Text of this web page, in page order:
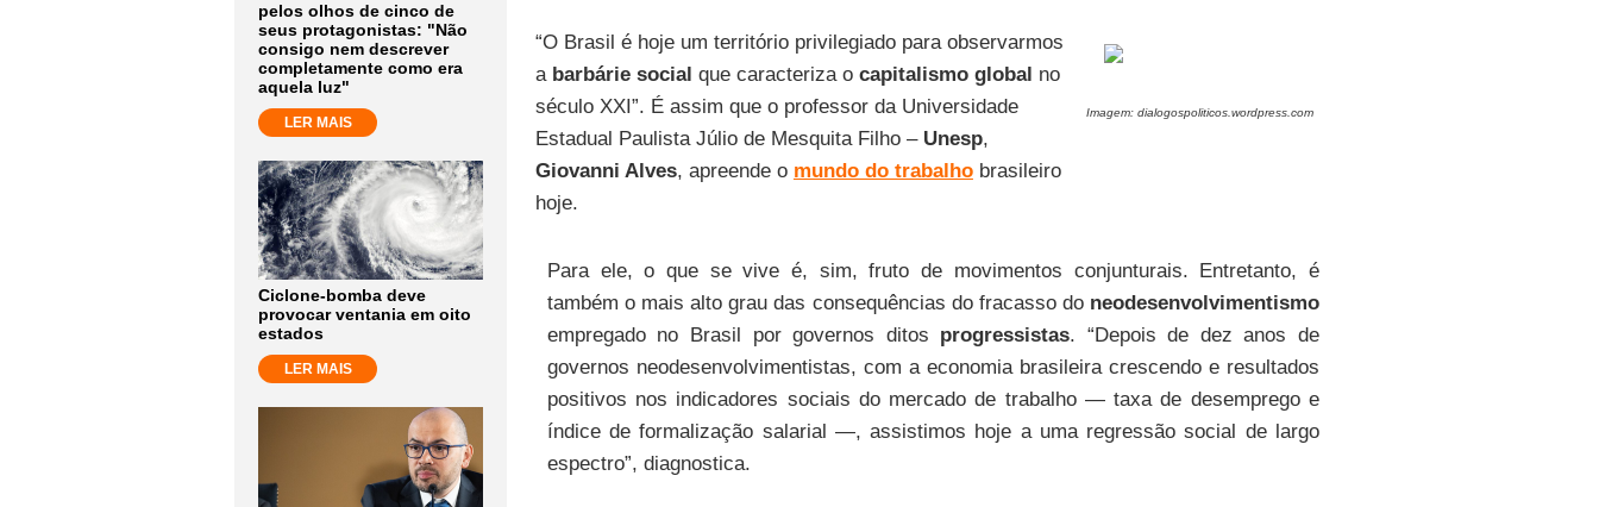
pelos olhos de cinco de
seus protagonistas: "Não
consigo nem descrever
completamente como era
aquela luz"
LER MAIS
Ciclone-bomba deve
provocar ventania em oito
estados
LER MAIS
Imagem: dialogospoliticos.wordpress.com
“O Brasil é hoje um território privilegiado para observarmos
a barbárie social que caracteriza o capitalismo global no
século XXI”. É assim que o professor da Universidade
Estadual Paulista Júlio de Mesquita Filho – Unesp,
Giovanni Alves, apreende o mundo do trabalhobrasileiro
hoje.
Para ele, o que se vive é, sim, fruto de movimentos conjunturais. Entretanto, é
também o mais alto grau das consequências do fracasso do neodesenvolvimentismo
empregado no Brasil por governos ditos progressistas. “Depois de dez anos de
governos neodesenvolvimentistas, com a economia brasileira crescendo e resultados
positivos nos indicadores sociais do mercado de trabalho — taxa de desemprego e
índice de formalização salarial —, assistimos hoje a uma regressão social de largo
espectro”, diagnostica.